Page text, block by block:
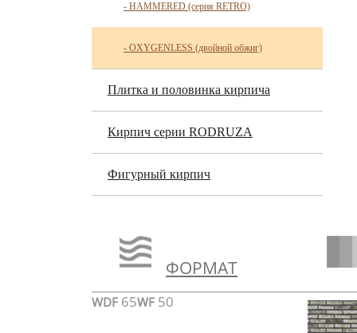
- HAMMERED (серия RETRO)
- OXYGENLESS (двойной обжиг)
Плитка и половинка кирпича
Кирпич серии RODRUZA
Фигурный кирпич
ФОРМАТ
WDF 65WF 50